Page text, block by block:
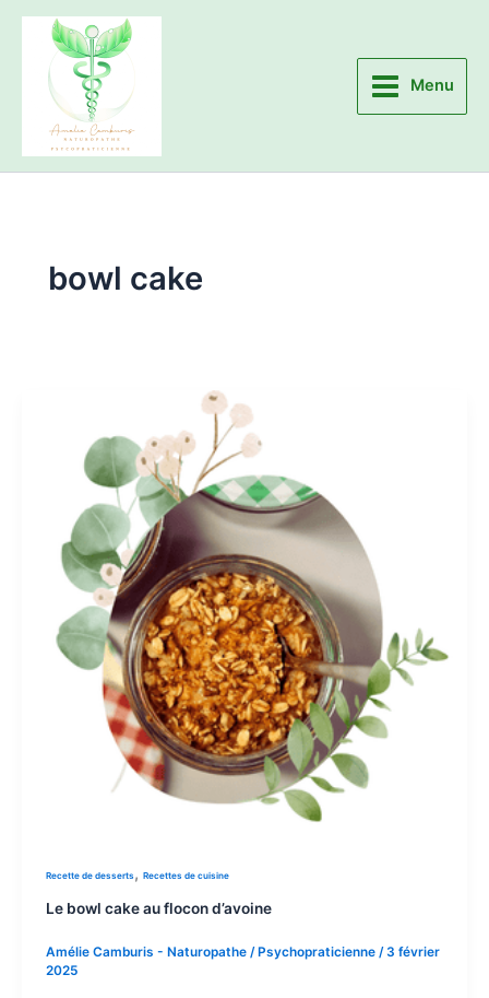
Aller
contenu
Menu
bowl cake
Recette de desserts , Recettes de cuisine
Le bowl cake au flocon d’avoine
Amélie Camburis - Naturopathe / Psychopraticienne /3 février
2025